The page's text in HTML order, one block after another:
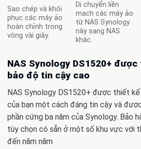
Sao chép và khôi
phục các máy ảo
hoàn chỉnh trong
vòng vài giây.
Di chuyển liền
mạch các máy ảo
từ NAS Synology
này sang NAS
khác.
NAS Synology DS1520+
bảo độ tin cậy cao
NAS Synology DS1520+ được thiết
của bạn một cách đáng tin cậy và
phần cứng ba năm của Synology. Bảo
tùy chọn có sẵn ở một số khu vực với
đến năm năm